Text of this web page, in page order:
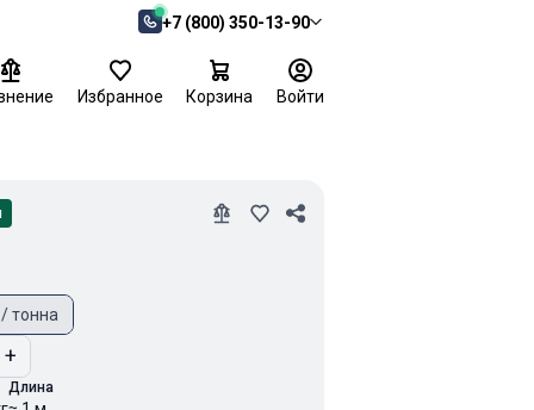
+7 (800) 350-13-90
Избранное Корзина Войти
тонна
+
Длина